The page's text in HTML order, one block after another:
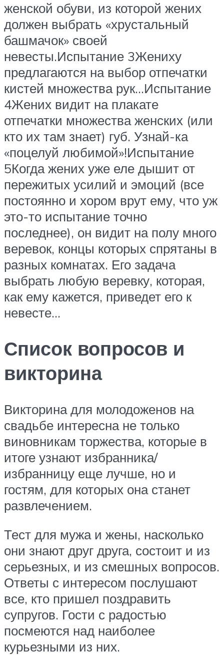
женской обуви, из которой жених
должен выбрать «хрустальный
башмачок» своей
невесты.Испытание 3Жениху
предлагаются на выбор отпечатки
кистей множества рук…Испытание
4Жених видит на плакате
отпечатки множества женских (или
кто их там знает) губ. Узнай-ка
«поцелуй любимой»!Испытание
5Когда жених уже еле дышит от
пережитых усилий и эмоций (все
постоянно и хором врут ему, что уж
это-то испытание точно
последнее), он видит на полу много
веревок, концы которых спрятаны в
разных комнатах. Его задача
выбрать любую веревку, которая,
как ему кажется, приведет его к
невесте…
Список вопросов и
викторина
Викторина для молодоженов на
свадьбе интересна не только
виновникам торжества, которые в
итоге узнают избранника/
избранницу еще лучше, но и
гостям, для которых она станет
развлечением.
Тест для мужа и жены, насколько
они знают друг друга, состоит и из
серьезных, и из смешных вопросов.
Ответы с интересом послушают
все, кто пришел поздравить
супругов. Гости с радостью
посмеются над наиболее
курьезными из них.